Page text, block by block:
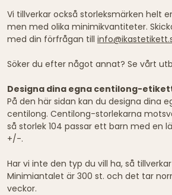
Vi tillverkar också storleksmärken helt
men med olika minimikvantiteter.
med din förfrågan till
Söker du efter något annat? Se vårt
Designa dina egna centilong-
På den här sidan kan du designa dina
centilong. Centilong-storlekarna
så storlek 104 passar ett barn med en
+/-.
Har vi inte den typ du vill ha, så
Minimiantalet är 300 st. och det tar
veckor.